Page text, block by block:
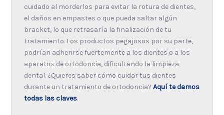
cuidado al morderlos para evitar la rotura de dientes,
el daños en empastes o que pueda saltar algún
bracket, lo que retrasaría la finalización de tu
tratamiento. Los productos pegajosos por su parte,
podrían adherirse fuertemente a los dientes o a los
aparatos de ortodoncia, dificultando la limpieza
dental. ¿Quieres saber cómo cuidar tus dientes
durante un tratamiento de ortodoncia? Aquí te damos
todas las claves.